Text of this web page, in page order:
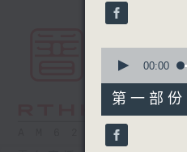
minutes,
59
90%
seconds
55
minutes,
10
seconds
90%
00:00
第一部